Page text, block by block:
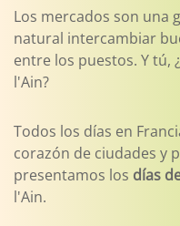
Los mercados son una
natural intercambiar
entre los puestos. Y tú,
l'Ain?
Todos los días en
corazón de ciudades y
presentamos los días
l'Ain.